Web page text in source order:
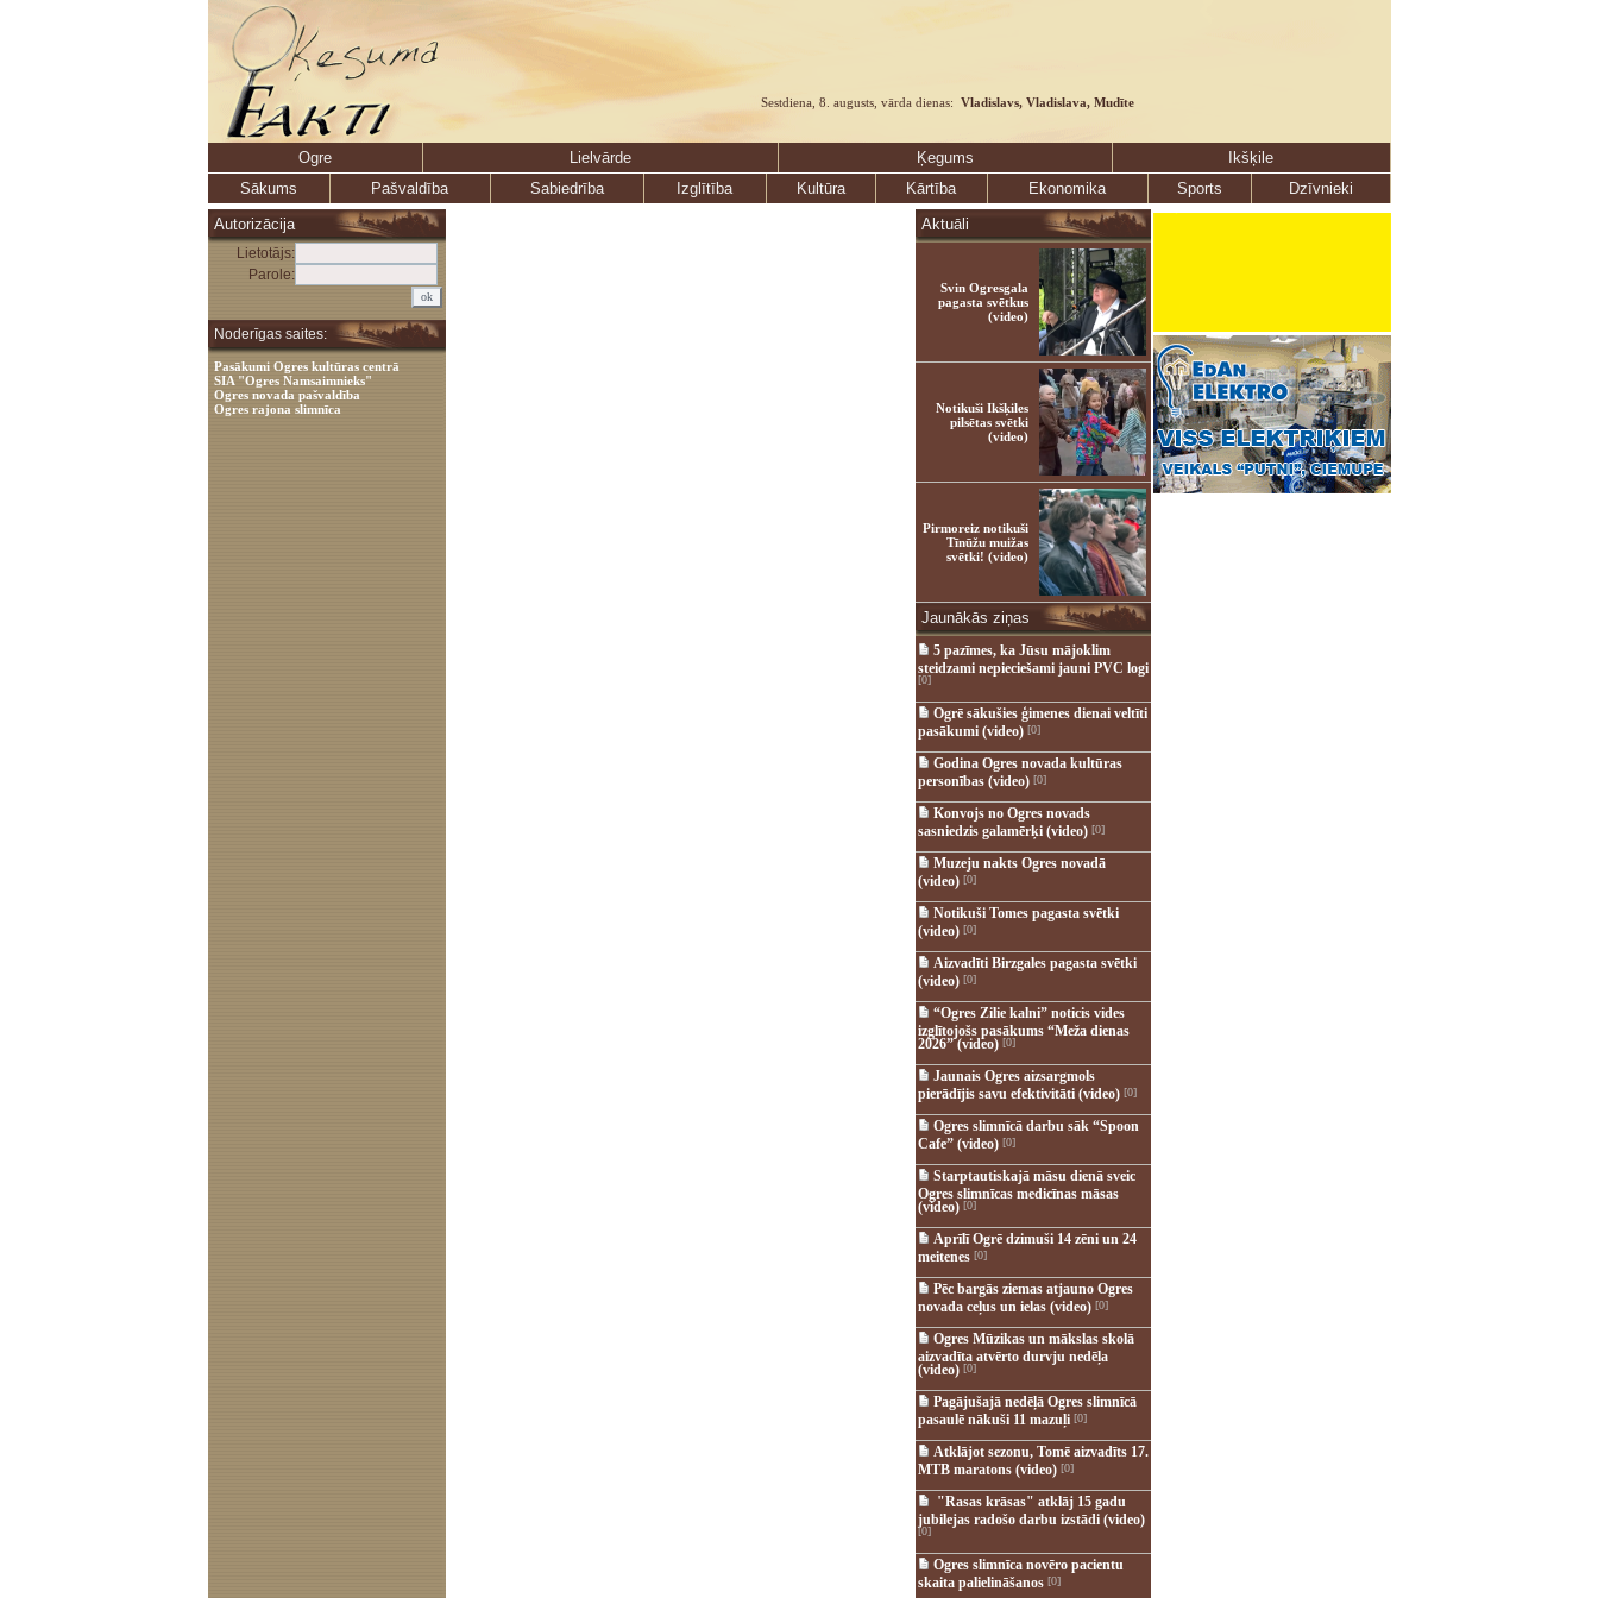
Sestdiena, 8. augusts, vārda dienas: Vladislavs, Vladislava, Mudīte
Ogre Lielvārde Ķegums
Ikšķile
Sākums
Pašvaldība Sabiedrība Izglītība Kultūra Kārtība Ekonomika Sports
Dzīvnieki
Autorizācija
Lietotājs:
Parole:
Noderīgas saites:
Pasākumi Ogres kultūras centrā
SIA "Ogres Namsaimnieks"
Ogres novada pašvaldība
Ogres rajona slimnīca
Aktuāli
Svin Ogresgala
pagasta svētkus
(video)
Notikuši Ikšķiles
pilsētas svētki
(video)
Pirmoreiz notikuši
Tīnūžu muižas
svētki! (video)
Jaunākās ziņas
5 pazīmes, ka Jūsu mājoklim
steidzami nepieciešami jauni PVC logi
[0]
Ogrē sākušies ģimenes dienai veltīti
pasākumi (video)[0]
Godina Ogres novada kultūras
personības (video)[0]
Konvojs no Ogres novads
sasniedzis galamērķi (video)[0]
Muzeju nakts Ogres novadā
(video)[0]
Notikuši Tomes pagasta svētki
(video)[0]
Aizvadīti Birzgales pagasta svētki
(video)[0]
“Ogres Zilie kalni” noticis vides
izglītojošs pasākums “Meža dienas
2026” (video)[0]
Jaunais Ogres aizsargmols
pierādījis savu efektivitāti (video)[0]
Ogres slimnīcā darbu sāk “Spoon
Cafe” (video)[0]
Starptautiskajā māsu dienā sveic
Ogres slimnīcas medicīnas māsas
(video)[0]
Aprīlī Ogrē dzimuši 14 zēni un 24
meitenes [0]
Pēc bargās ziemas atjauno Ogres
novada ceļus un ielas (video)[0]
Ogres Mūzikas un mākslas skolā
aizvadīta atvērto durvju nedēļa
(video)[0]
Pagājušajā nedēļā Ogres slimnīcā
pasaulē nākuši 11 mazuļi[0]
Atklājot sezonu, Tomē aizvadīts 17.
MTB maratons (video)[0]
"Rasas krāsas" atklāj 15 gadu
jubilejas radošo darbu izstādi (video)
[0]
Ogres slimnīca novēro pacientu
skaita palielināšanos [0]